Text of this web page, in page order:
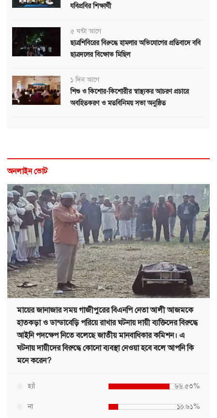
যবিপ্রবির শিক্ষার্থী
৫ ঘন্টা আগে
ছাত্রশিবিরের বিরুদ্ধে হামলার অভিযোগের প্রতিবাদে ববি
ছাত্রদলের বিক্ষোভ মিছিল
১ দিন আগে
শিশু ও কিশোর-কিশোরীর স্বাস্থ্যকর আচরণ প্রচারে
অবহিতকরণ ও মতবিনিময় সভা অনুষ্ঠিত
অনলাইন ভোট
মায়ের জানাজার সময় গাজীপুরের বিএনপি নেতা আলী আজমকে
হাতকড়া ও ডান্ডাবেড়ি পরিয়ে রাখার ঘটনায় দায়ী ব্যক্তিদের বিরুদ্ধে
আইনি পদক্ষেপ নিতে বলেছে জাতীয় মানবাধিকার কমিশন। এ
ঘটনায় দায়ীদের বিরুদ্ধে কোনো ব্যবস্থা নেওয়া হবে বলে আপনি কি
মনে করেন?
হ্যাঁ ৬৬.৫৩%
না ১০.৬১%